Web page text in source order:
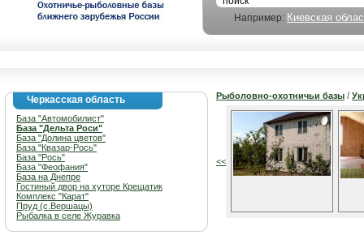
Например: Киевская
Черкасская область
База "Автомобилист"
База "Дельта Роси"
База "Долина цветов"
База "Квазар-Рось"
База "Рось"
База "Феофания"
База на Днепре
Гостиный двор на хуторе Крещатик
Комплекс "Карат"
Пруд (с.Вершацы)
Рыбалка в селе Журавка
Рыболовно-охотничьи базы /
<<